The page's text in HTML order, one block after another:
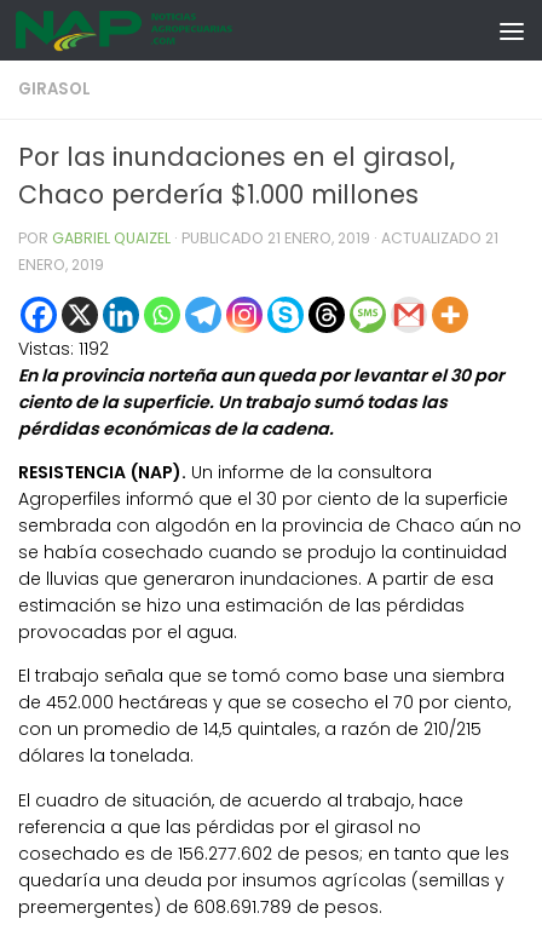
Skip to content
GIRASOL
Por las inundaciones en el girasol,
Chaco perdería $1.000 millones
POR GABRIEL QUAIZEL · PUBLICADO 21 ENERO, 2019 · ACTUALIZADO 21
ENERO, 2019
Vistas: 1192
En la provincia norteña aun queda por levantar el 30 por
ciento de la superficie. Un trabajo sumó todas las
pérdidas económicas de la cadena.
RESISTENCIA (NAP). Un informe de la consultora
Agroperfiles informó que el 30 por ciento de la superficie
sembrada con algodón en la provincia de Chaco aún no
se había cosechado cuando se produjo la continuidad
de lluvias que generaron inundaciones. A partir de esa
estimación se hizo una estimación de las pérdidas
provocadas por el agua.
El trabajo señala que se tomó como base una siembra
de 452.000 hectáreas y que se cosecho el 70 por ciento,
con un promedio de 14,5 quintales, a razón de 210/215
dólares la tonelada.
El cuadro de situación, de acuerdo al trabajo, hace
referencia a que las pérdidas por el girasol no
cosechado es de 156.277.602 de pesos; en tanto que les
quedaría una deuda por insumos agrícolas (semillas y
preemergentes) de 608.691.789 de pesos.